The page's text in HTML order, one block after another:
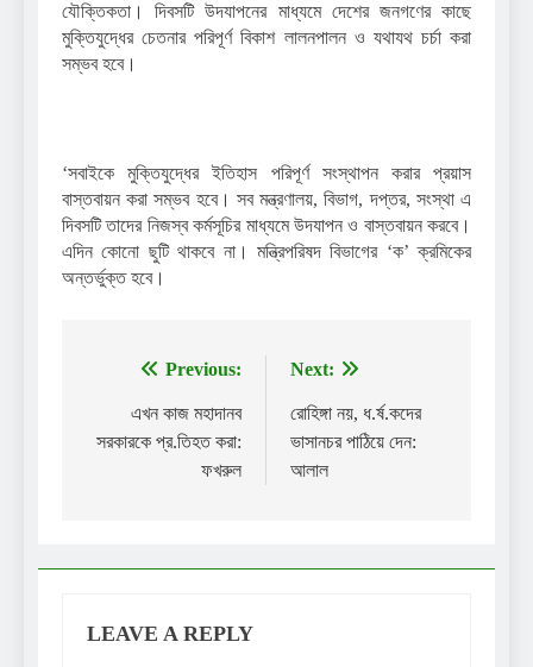
যৌক্তিকতা। দিবসটি উদযাপনের মাধ্যমে দেশের জনগণের কাছে
মুক্তিযুদ্ধের চেতনার পরিপূর্ণ বিকাশ লালনপালন ও যথাযথ চর্চা করা
সম্ভব হবে।
‘সবাইকে মুক্তিযুদ্ধের ইতিহাস পরিপূর্ণ সংস্থাপন করার প্রয়াস
বাস্তবায়ন করা সম্ভব হবে। সব মন্ত্রণালয়, বিভাগ, দপ্তর, সংস্থা এ
দিবসটি তাদের নিজস্ব কর্মসূচির মাধ্যমে উদযাপন ও বাস্তবায়ন করবে।
এদিন কোনো ছুটি থাকবে না। মন্ত্রিপরিষদ বিভাগের ‘ক’ ক্রমিকের
অন্তর্ভুক্ত হবে।
navigation
Previous:
এখন কাজ মহাদানব
সরকারকে প্র.তিহত করা:
ফখরুল
Next:
রোহিঙ্গা নয়, ধ.র্ষ.কদের
ভাসানচর পাঠিয়ে দেন:
আলাল
LEAVE A REPLY